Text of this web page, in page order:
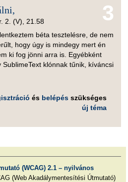
3
2. (V), 21.58
béta tesztelésre, de nem
hogy úgy is mindegy mert én
ki fog jönni arra is. Egyébként
klónnak tűnik, kíváncsi
és belépés szükséges
új téma
(WCAG) 2.1 – nyilvános
(Web Akadálymentesítési Útmutató)